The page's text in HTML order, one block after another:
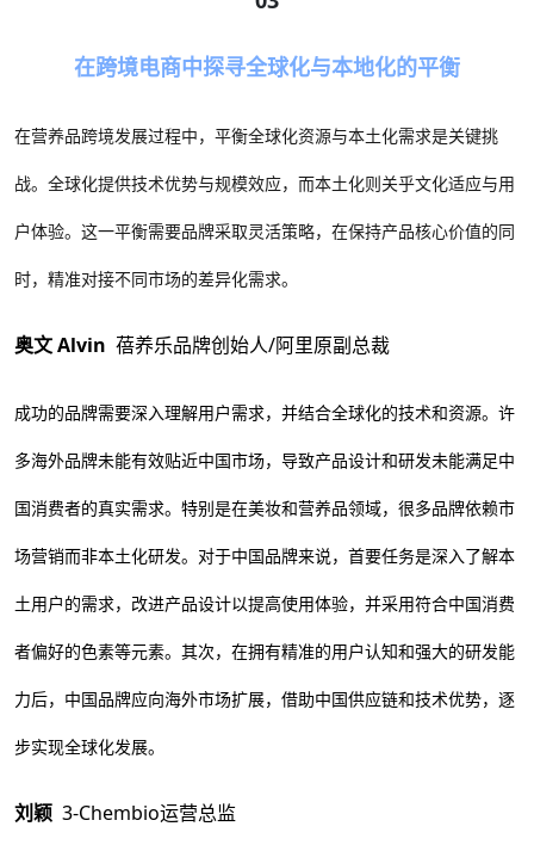
在跨境电商中探寻全球化与本地化的平衡
在营养品跨境发展过程中，平衡全球化资源与本土化需求是关键挑
战。全球化提供技术优势与规模效应，而本土化则关乎文化适应与用
户体验。这一平衡需要品牌采取灵活策略，在保持产品核心价值的同
时，精准对接不同市场的差异化需求。
奥文 Alvin 蓓养乐品牌创始人/阿里原副总裁
成功的品牌需要深入理解用户需求，并结合全球化的技术和资源。许
多海外品牌未能有效贴近中国市场，导致产品设计和研发未能满足中
国消费者的真实需求。特别是在美妆和营养品领域，很多品牌依赖市
场营销而非本土化研发。对于中国品牌来说，首要任务是深入了解本
土用户的需求，改进产品设计以提高使用体验，并采用符合中国消费
者偏好的色素等元素。其次，在拥有精准的用户认知和强大的研发能
力后，中国品牌应向海外市场扩展，借助中国供应链和技术优势，逐
步实现全球化发展。
刘颖 3-Chembio运营总监